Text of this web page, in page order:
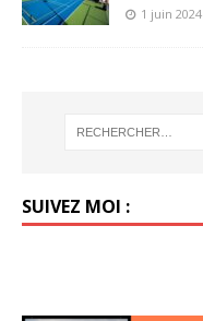
1 juin 2024
SUIVEZ MOI :